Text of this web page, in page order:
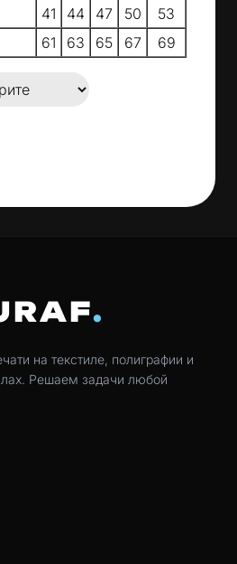
41 44 47 50
53
61 63 65 67 69
на текстиле, полиграфии и
Решаем задачи любой